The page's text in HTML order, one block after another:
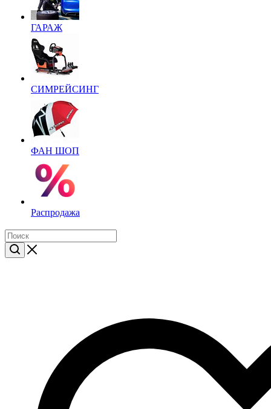
ГАРАЖ
СИМРЕЙСИНГ
ФАН ШОП
Распродажа